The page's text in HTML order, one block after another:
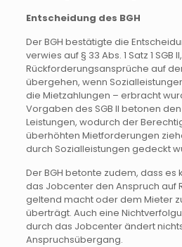
Entscheidung des BGH
Der BGH bestätigte die
verwies auf § 33 Abs. 1 Satz 1 SGB
Rückforderungsansprüche auf
übergehen, wenn
die Mietzahlungen – erbracht
Vorgaben des SGB II betonen
Leistungen, wodurch der
überhöhten Mietforderungen
durch Sozialleistungen gedeckt
Der BGH betonte zudem, dass es
das Jobcenter den Anspruch auf
geltend macht oder dem Mieter
überträgt. Auch eine
durch das Jobcenter ändert
Anspruchsübergang.